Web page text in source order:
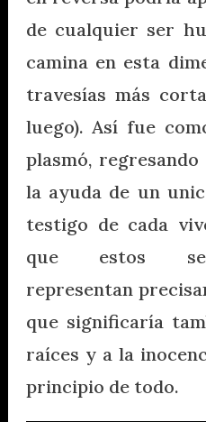
de cualquier ser
camina en esta
travesías más
luego). Así fue
plasmó,
la ayuda de un
testigo de cada
que estos
representan
que significaría
raíces y a la
principio de todo.